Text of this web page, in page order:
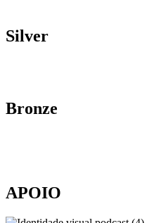
Silver
Bronze
APOIO